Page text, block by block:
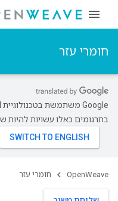
חומרי עזר
בתרגומים כאלו עשויות להיות
OpenWeave חומרי עזר